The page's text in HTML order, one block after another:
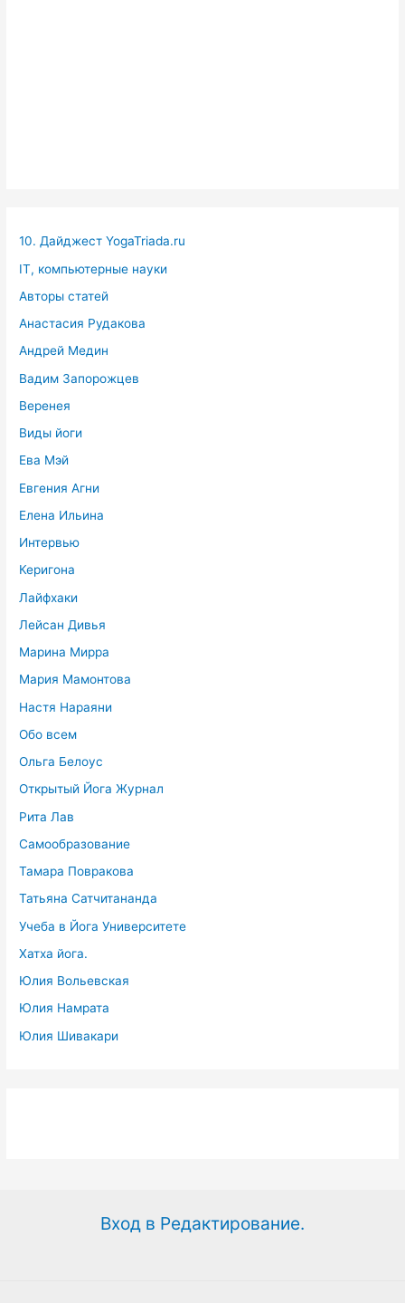
10. Дайджест YogaTriada.ru
IT, компьютерные науки
Авторы статей
Анастасия Рудакова
Андрей Медин
Вадим Запорожцев
Веренея
Виды йоги
Ева Мэй
Евгения Агни
Елена Ильина
Интервью
Керигона
Лайфхаки
Лейсан Дивья
Марина Мирра
Мария Мамонтова
Настя Нараяни
Обо всем
Ольга Белоус
Открытый Йога Журнал
Рита Лав
Самообразование
Тамара Повракова
Татьяна Сатчитананда
Учеба в Йога Университете
Хатха йога.
Юлия Вольевская
Юлия Намрата
Юлия Шивакари
Вход в Редактирование.